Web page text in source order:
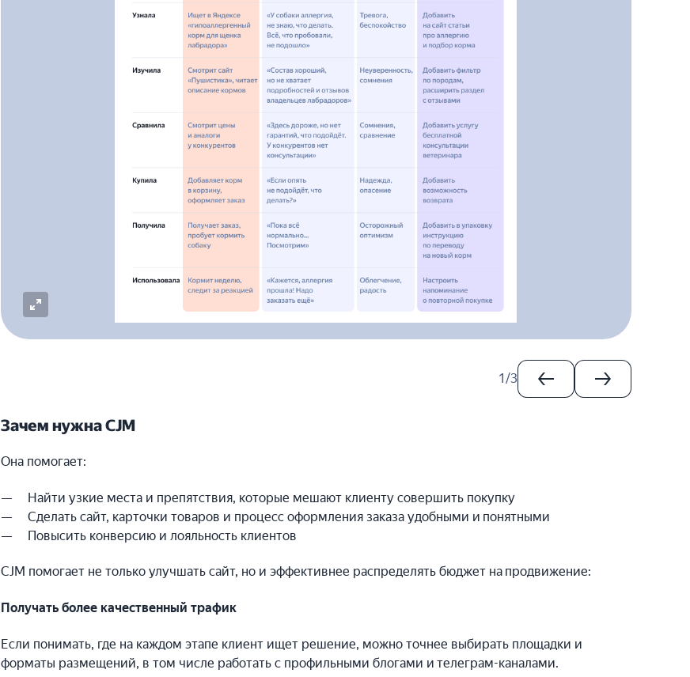
1/3
Зачем нужна CJM
Она помогает:
Найти узкие места и препятствия, которые мешают клиенту совершить покупку
Сделать сайт, карточки товаров и процесс оформления заказа удобными и понятными
Повысить конверсию и лояльность клиентов
CJM помогает не только улучшать сайт, но и эффективнее распределять бюджет на продвижение:
Получать более качественный трафик
Если понимать, где на каждом этапе клиент ищет решение, можно точнее выбирать площадки и
форматы размещений, в том числе работать с профильными блогами и телеграм-каналами.